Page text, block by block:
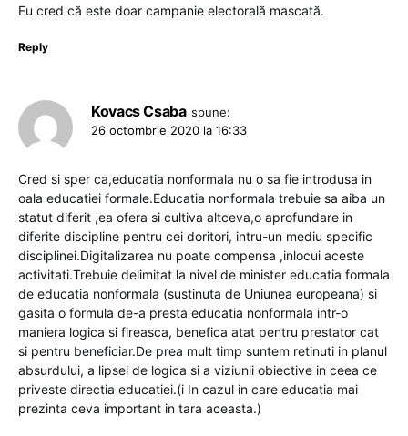
Eu cred că este doar campanie electorală mascată.
Reply
Kovacs Csaba spune:
26 octombrie 2020 la 16:33
Cred si sper ca,educatia nonformala nu o sa fie introdusa in
oala educatiei formale.Educatia nonformala trebuie sa aiba un
statut diferit ,ea ofera si cultiva altceva,o aprofundare in
diferite discipline pentru cei doritori, intru-un mediu specific
disciplinei.Digitalizarea nu poate compensa ,inlocui aceste
activitati.Trebuie delimitat la nivel de minister educatia formala
de educatia nonformala (sustinuta de Uniunea europeana) si
gasita o formula de-a presta educatia nonformala intr-o
maniera logica si fireasca, benefica atat pentru prestator cat
si pentru beneficiar.De prea mult timp suntem retinuti in planul
absurdului, a lipsei de logica si a viziunii obiective in ceea ce
priveste directia educatiei.(i In cazul in care educatia mai
prezinta ceva important in tara aceasta.)